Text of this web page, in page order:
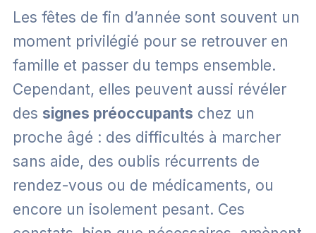
Les fêtes de fin d’année sont souvent un
moment privilégié pour se retrouver en
famille et passer du temps ensemble.
Cependant, elles peuvent aussi révéler
des signes préoccupants chez un
proche âgé : des difficultés à marcher
sans aide, des oublis récurrents de
rendez-vous ou de médicaments, ou
encore un isolement pesant. Ces